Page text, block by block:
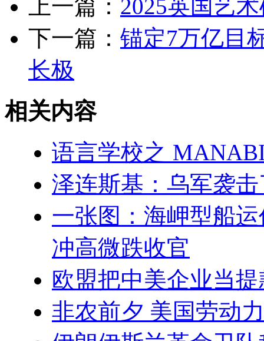
上一篇： 2025英国艺
下一篇： 锚定7万亿目
长极
相关内容
语言学校之
泽连斯基：乌军袭
一张图：海岬型船
冲高微跌收官
欧盟把中美企业当
非农前夕 美国劳动